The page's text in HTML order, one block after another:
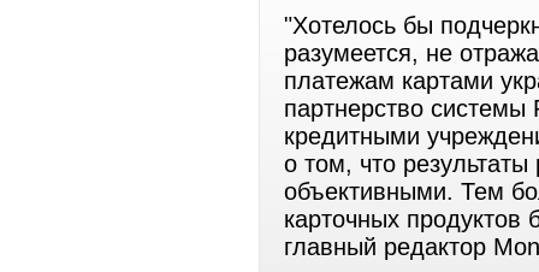
"Хотелось бы
разумеется, не
платежам картами
партнерство
кредитными
о том, что
объективными. Тем
карточных продуктов
главный редактор